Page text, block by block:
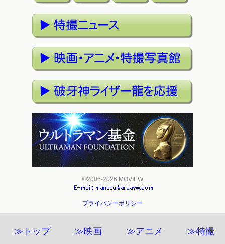
©2006-2026 MOVIEW
プライバシーポリシー
≫トップ ≫映画 ≫アニメ ≫特撮